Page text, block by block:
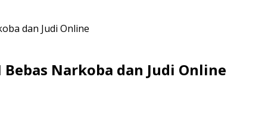
dan Judi Online
Narkoba dan Judi Online